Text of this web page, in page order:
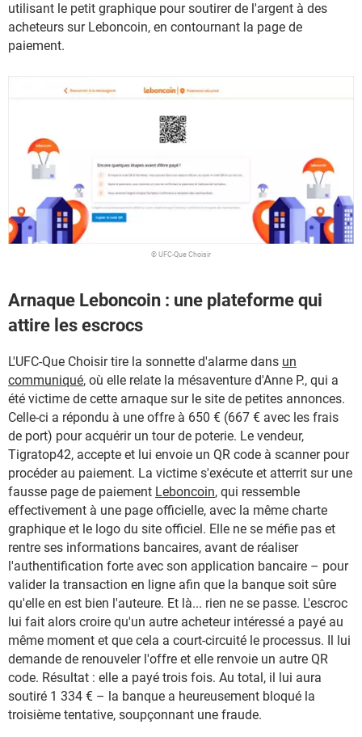
utilisant le petit graphique pour soutirer de l'argent à des
acheteurs sur Leboncoin, en contournant la page de
paiement.
© UFC-Que Choisir
Arnaque Leboncoin : une plateforme qui
attire les escrocs
L'UFC-Que Choisir tire la sonnette d'alarme dans un
communiqué, où elle relate la mésaventure d'Anne P., qui a
été victime de cette arnaque sur le site de petites annonces.
Celle-ci a répondu à une offre à 650 € (667 € avec les frais
de port) pour acquérir un tour de poterie. Le vendeur,
Tigratop42, accepte et lui envoie un QR code à scanner pour
procéder au paiement. La victime s'exécute et atterrit sur une
fausse page de paiement Leboncoin, qui ressemble
effectivement à une page officielle, avec la même charte
graphique et le logo du site officiel. Elle ne se méfie pas et
rentre ses informations bancaires, avant de réaliser
l'authentification forte avec son application bancaire – pour
valider la transaction en ligne afin que la banque soit sûre
qu'elle en est bien l'auteure. Et là... rien ne se passe. L'escroc
lui fait alors croire qu'un autre acheteur intéressé a payé au
même moment et que cela a court-circuité le processus. Il lui
demande de renouveler l'offre et elle renvoie un autre QR
code. Résultat : elle a payé trois fois. Au total, il lui aura
soutiré 1 334 € – la banque a heureusement bloqué la
troisième tentative, soupçonnant une fraude.